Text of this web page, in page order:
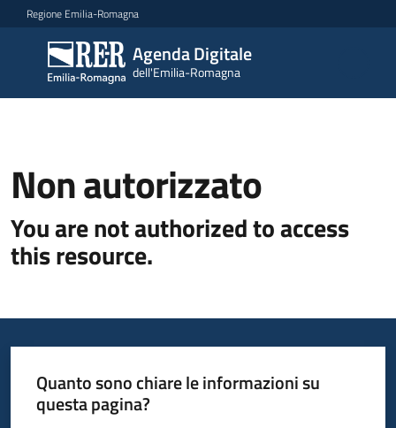
Vai al contenuto
Vai alla navigazione
Vai al footer
Regione Emilia-Romagna
Agenda Digitale
dell'Emilia-Romagna
Agenda
Digitale
dell'Emilia-
Novità
Strategia
Dati
del
territorio
Non autorizzato
You are not authorized to access
this resource.
Quanto sono chiare le informazioni su
questa pagina?